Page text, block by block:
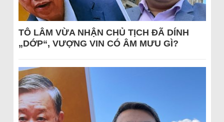
TÔ LÂM VỪA NHẬN CHỦ TỊCH ĐÃ DÍNH
„DỚP“, VƯỢNG VIN CÓ ÂM MƯU GÌ?